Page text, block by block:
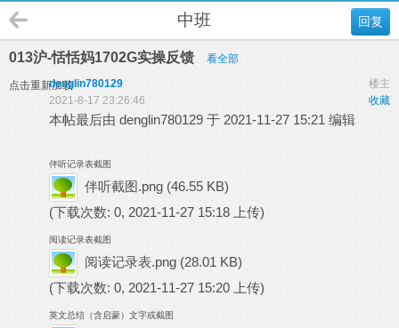
回复
中班
013沪-恬恬妈1702G实操反馈 看全部
点击重新加载 楼主
denglin780129
收藏
2021-8-17 23:26:46
本帖最后由 denglin780129 于 2021-11-27 15:21 编辑
伴听记录表截图
伴听截图.png (46.55 KB)
(下载次数: 0, 2021-11-27 15:18 上传)
阅读记录表截图
阅读记录表.png (28.01 KB)
(下载次数: 0, 2021-11-27 15:20 上传)
英文总结（含启蒙）文字或截图